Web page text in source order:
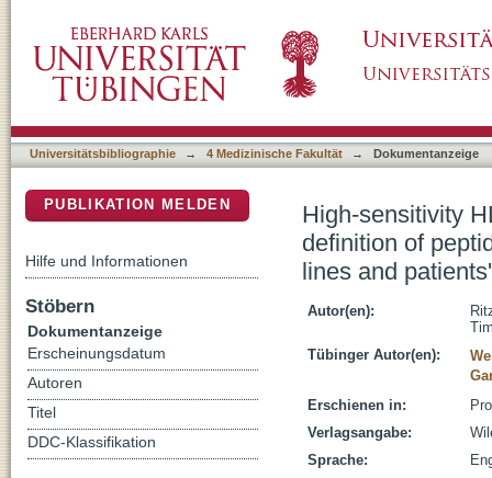
the identification of peptides from cell lines
Universitätsbibliographie → 4 Medizinische Fakultät → Dokumentanzeige
High-sensitivity
definition of
lines and
Autor(en):
Tübinger Autor(en):
Erschienen in:
Verlagsangabe:
Sprache:
PUBLIKATION MELDEN
Hilfe und Informationen
Stöbern
Dokumentanzeige
Erscheinungsdatum
Autoren
Titel
DDC-Klassifikation